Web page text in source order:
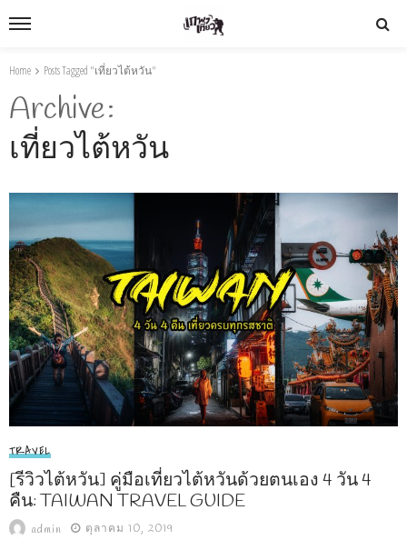
Home Posts Tagged "เที่ยวไต้หวัน"
Archive
เที่ยวไต้หวัน
TRAVEL
[รีวิวไต้หวัน] คู่มือเที่ยวไต้หวันด้วยตนเอง 4 วัน 4
คืน: TAIWAN TRAVEL GUIDE
admin ตุลาคม 10, 2019